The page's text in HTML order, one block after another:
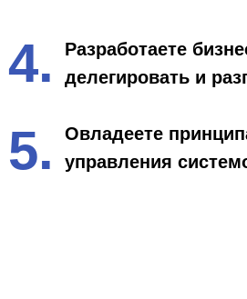
Овладеете
управления
5.
Разработаете
делегировать и
4.